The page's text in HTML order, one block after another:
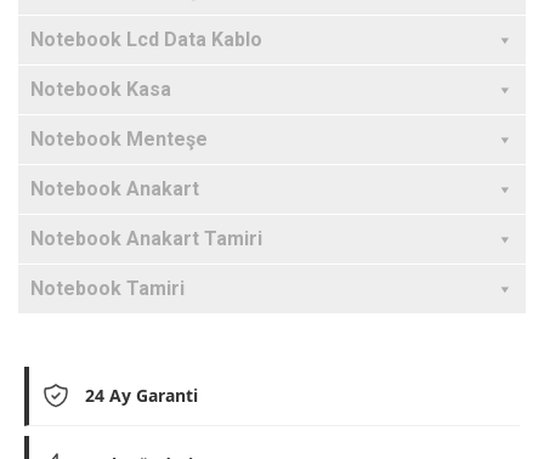
Notebook Lcd Data Kablo
Notebook Kasa
Notebook Menteşe
Notebook Anakart
Notebook Anakart Tamiri
Notebook Tamiri
24 Ay Garanti